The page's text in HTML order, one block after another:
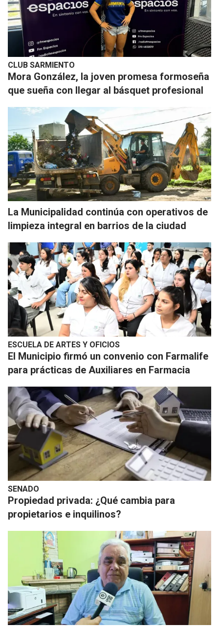
CLUB SARMIENTO
Mora González, la joven promesa formoseña
que sueña con llegar al básquet profesional
La Municipalidad continúa con operativos de
limpieza integral en barrios de la ciudad
ESCUELA DE ARTES Y OFICIOS
El Municipio firmó un convenio con Farmalife
para prácticas de Auxiliares en Farmacia
SENADO
Propiedad privada: ¿Qué cambia para
propietarios e inquilinos?